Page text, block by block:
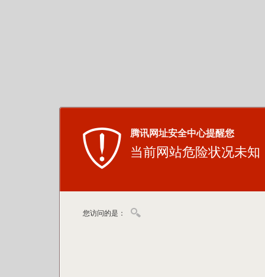
腾讯网址安全中心提醒您
当前网站危险状况未知
您访问的是：